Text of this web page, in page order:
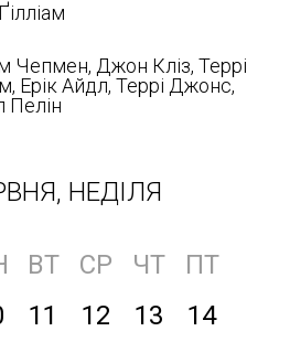
Чепмен, Джон Кліз, Террі
Ерік Айдл, Террі Джонс,
Пелін
НЕДІЛЯ
ВТ СР ЧТ
ПТ
11 12 13 14